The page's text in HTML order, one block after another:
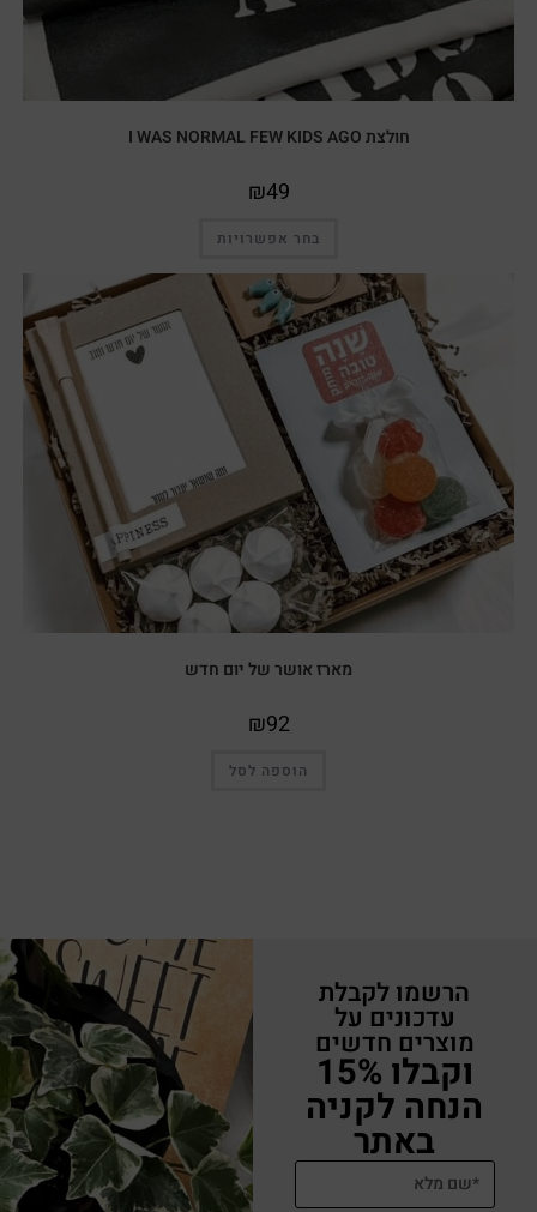
חולצת I WAS NORMAL FEW KIDS AGO
₪49
בחר אפשרויות
מארז אושר של יום חדש
₪92
הוספה לסל
הרשמו לקבלת
עדכונים על
מוצרים חדשים
וקבלו 15%
הנחה לקניה
באתר